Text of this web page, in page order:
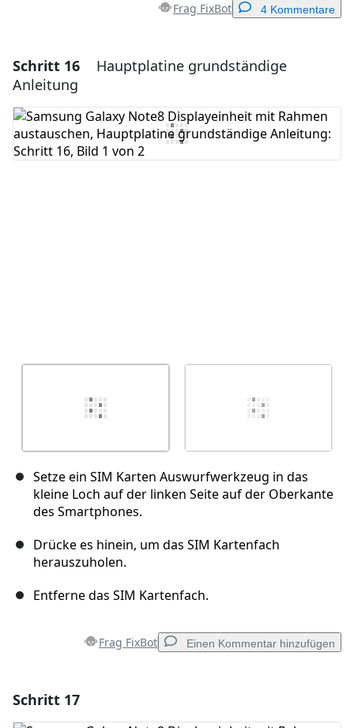
Frag FixBot 4 Kommentare
Einen Kommentar hinzufügen
Kommentar hinzufügen
Schritt 16
Hauptplatine grundständige
Anleitung
Setze ein SIM Karten Auswurfwerkzeug in das
kleine Loch auf der linken Seite auf der Oberkante
des Smartphones.
Drücke es hinein, um das SIM Kartenfach
herauszuholen.
Entferne das SIM Kartenfach.
Frag FixBot Einen Kommentar hinzufügen
Schritt 17